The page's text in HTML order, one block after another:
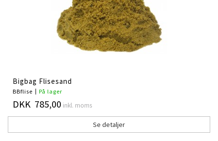
Bigbag Flisesand
BBflise På lager
DKK 785,00 inkl. moms
Se detaljer